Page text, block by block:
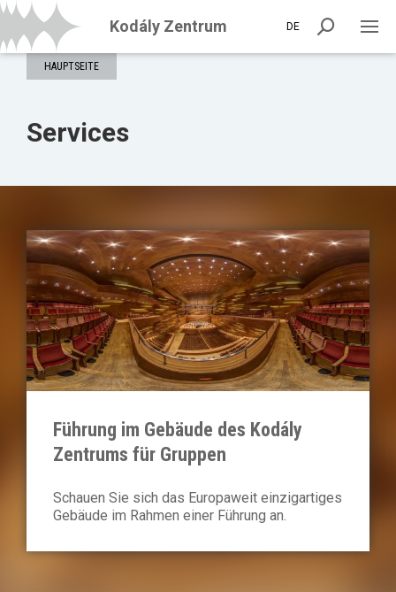
Kodály Zentrum DE
HAUPTSEITE
Services
Führung im Gebäude des Kodály
Zentrums für Gruppen
Schauen Sie sich das Europaweit einzigartiges
Gebäude im Rahmen einer Führung an.